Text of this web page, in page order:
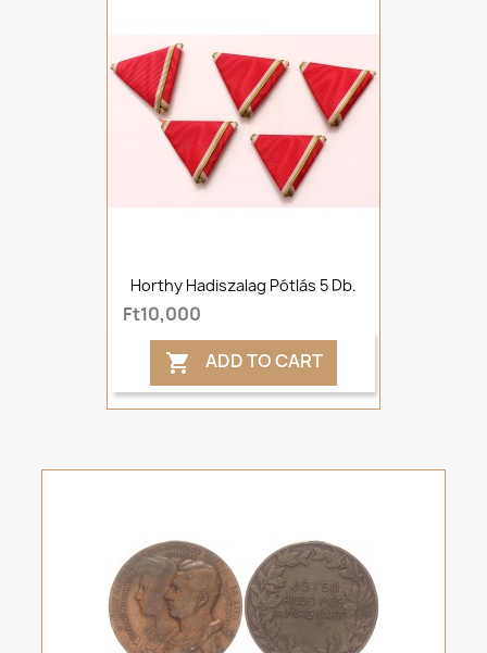
Horthy Hadiszalag Pótlás 5 Db.
Ft10,000
 ADD TO CART